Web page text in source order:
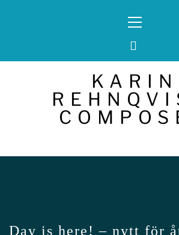
Menu
KARIN
Day is here! – nytt för